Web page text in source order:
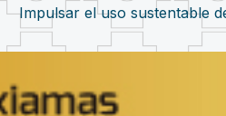
Impulsar el uso sustentable